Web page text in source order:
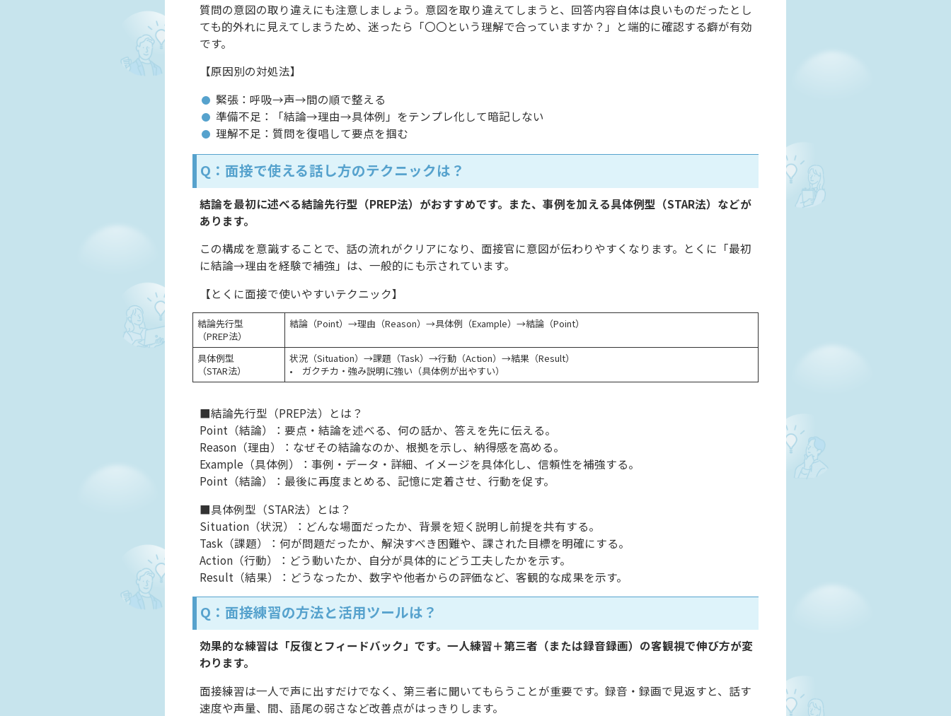
質問の意図の取り違えにも注意しましょう。意図を取り違えてしまうと、回答内容自体は良いものだったとし
ても的外れに見えてしまうため、迷ったら「〇〇という理解で合っていますか？」と端的に確認する癖が有効
です。
【原因別の対処法】
緊張：呼吸→声→間の順で整える
準備不足：「結論→理由→具体例」をテンプレ化して暗記しない
理解不足：質問を復唱して要点を掴む
Q：面接で使える話し方のテクニックは？
結論を最初に述べる結論先行型（PREP法）がおすすめです。また、事例を加える具体例型（STAR法）などが
あります。
この構成を意識することで、話の流れがクリアになり、面接官に意図が伝わりやすくなります。とくに「最初
に結論→理由を経験で補強」は、一般的にも示されています。
【とくに面接で使いやすいテクニック】
結論先行型
（PREP法）
結論（Point）→理由（Reason）→具体例（Example）→結論（Point）
具体例型
（STAR法）
状況（Situation）→課題（Task）→行動（Action）→結果（Result）
• ガクチカ・強み説明に強い（具体例が出やすい）
■結論先行型（PREP法）とは？
Point（結論）：要点・結論を述べる、何の話か、答えを先に伝える。
Reason（理由）：なぜその結論なのか、根拠を示し、納得感を高める。
Example（具体例）：事例・データ・詳細、イメージを具体化し、信頼性を補強する。
Point（結論）：最後に再度まとめる、記憶に定着させ、行動を促す。
■具体例型（STAR法）とは？
Situation（状況）：どんな場面だったか、背景を短く説明し前提を共有する。
Task（課題）：何が問題だったか、解決すべき困難や、課された目標を明確にする。
Action（行動）：どう動いたか、自分が具体的にどう工夫したかを示す。
Result（結果）：どうなったか、数字や他者からの評価など、客観的な成果を示す。
Q：面接練習の方法と活用ツールは？
効果的な練習は「反復とフィードバック」です。一人練習＋第三者（または録音録画）の客観視で伸び方が変
わります。
面接練習は一人で声に出すだけでなく、第三者に聞いてもらうことが重要です。録音・録画で見返すと、話す
速度や声量、間、語尾の弱さなど改善点がはっきりします。